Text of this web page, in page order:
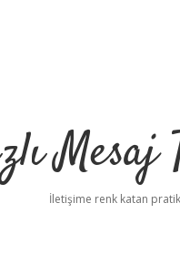
Mesaj
İletişime renk katan